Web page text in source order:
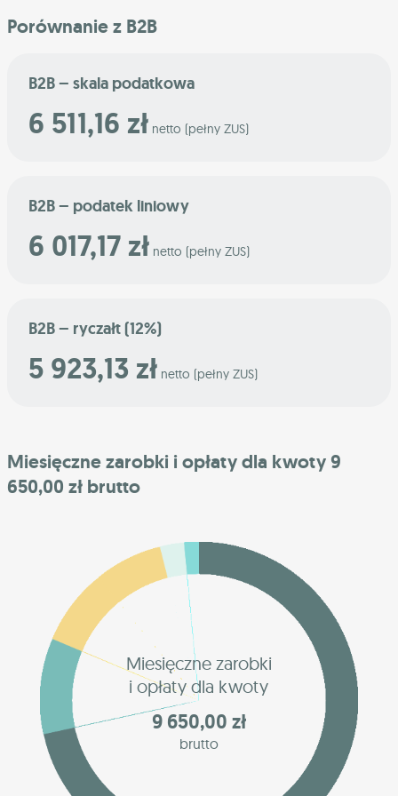
Porównanie z B2B
B2B – skala podatkowa
6 511,16 zł netto (pełny ZUS)
B2B – podatek liniowy
6 017,17 zł netto (pełny ZUS)
B2B – ryczałt (12%)
5 923,13 zł netto (pełny ZUS)
Miesięczne zarobki i opłaty dla kwoty 9
650,00 zł brutto
Miesięczne zarobki
i opłaty dla kwoty
9 650,00 zł
brutto